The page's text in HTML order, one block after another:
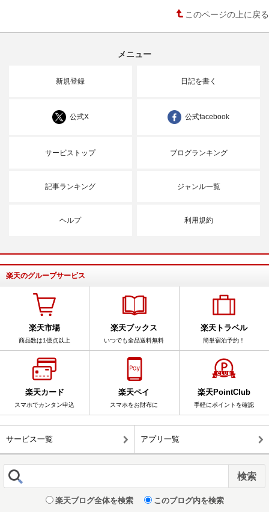
このページの上に戻る
メニュー
新規登録 日記を書く
公式X 公式facebook
サービストップ ブログランキング
記事ランキング ジャンル一覧
ヘルプ 利用規約
楽天のグループサービス
楽天市場
商品数は1億点以上
楽天ブックス
いつでも全品送料無料
楽天トラベル
簡単宿泊予約！
楽天カード
スマホでカンタン申込
楽天ペイ
スマホをお財布に
楽天PointClub
手軽にポイントを確認
サービス一覧 アプリ一覧
楽天ブログ全体を検索 このブログ内を検索